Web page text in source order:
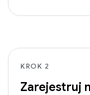
KROK 2
Zarejestruj